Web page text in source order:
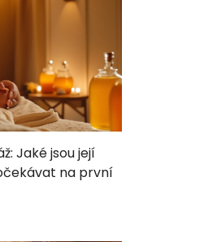
Jaké jsou její
na první